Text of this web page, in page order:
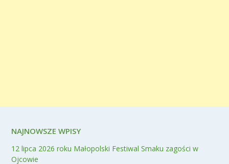
NAJNOWSZE WPISY
12 lipca 2026 roku Małopolski Festiwal Smaku zagości w
Ojcowie